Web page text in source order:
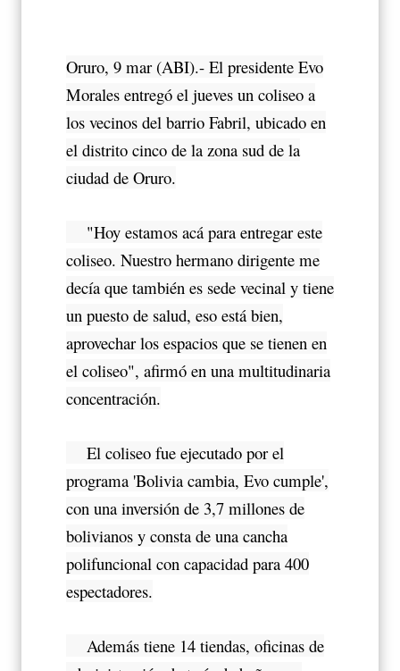
Oruro, 9 mar (ABI).- El presidente Evo
Morales entregó el jueves un coliseo a
los vecinos del barrio Fabril, ubicado en
el distrito cinco de la zona sud de la
ciudad de Oruro.
"Hoy estamos acá para entregar este
coliseo. Nuestro hermano dirigente me
decía que también es sede vecinal y tiene
un puesto de salud, eso está bien,
aprovechar los espacios que se tienen en
el coliseo", afirmó en una multitudinaria
concentración.
El coliseo fue ejecutado por el
programa 'Bolivia cambia, Evo cumple',
con una inversión de 3,7 millones de
bolivianos y consta de una cancha
polifuncional con capacidad para 400
espectadores.
Además tiene 14 tiendas, oficinas de